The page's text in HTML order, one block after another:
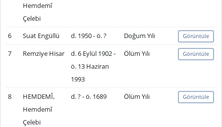
Hemdemî
Çelebi
6 Suat Engüllü d. 1950 - ö. ? Doğum Yılı Görüntüle
7 Remziye Hisar
d. 6 Eylül 1902 -
ö. 13 Haziran
1993
Ölüm Yılı Görüntüle
8
HEMDEMÎ,
Hemdemî
Çelebi
d. ? - ö. 1689 Ölüm Yılı Görüntüle